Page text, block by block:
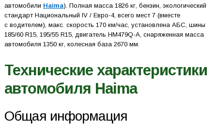
автомобили Haima). Полная масса 1826 кг, бензин, экологический
стандарт Национальный IV / Евро-4, всего мест 7 (вместе
с водителем), макс. скорость 170 км/час, установлена АБС, шины
185/60 R15, 195/55 R15, двигатель HM479Q-A, снаряженная масса
автомобиля 1350 кг, колесная база 2670 мм.
Технические характеристики
автомобиля Haima
Общая информация